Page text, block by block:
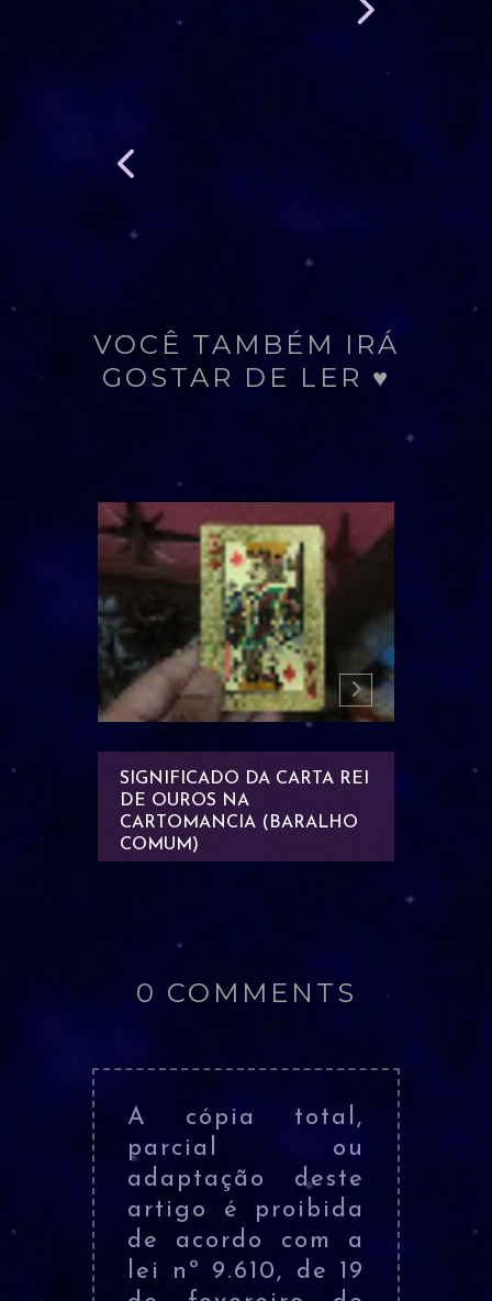
VOCÊ TAMBÉM IRÁ
GOSTAR DE LER ♥
8
SIGNIFICADO DA CARTA REI
DE OUROS NA
CARTOMANCIA (BARALHO
COMUM)
0 COMMENTS
A cópia total,
parcial ou
adaptação deste
artigo é proibida
de acordo com a
lei nº 9.610, de 19